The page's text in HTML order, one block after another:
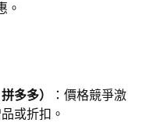
。
多多）
：價格競爭激
或折扣。